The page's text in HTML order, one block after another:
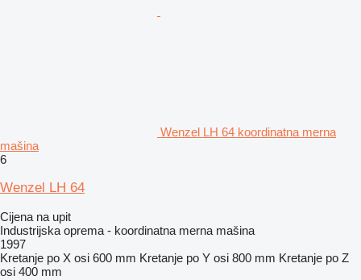
Wenzel LH 64 koordinatna merna
mašina
6
Wenzel LH 64
Cijena na upit
Industrijska oprema - koordinatna merna mašina
1997
Kretanje po X osi 600 mm Kretanje po Y osi 800 mm Kretanje po Z
osi 400 mm